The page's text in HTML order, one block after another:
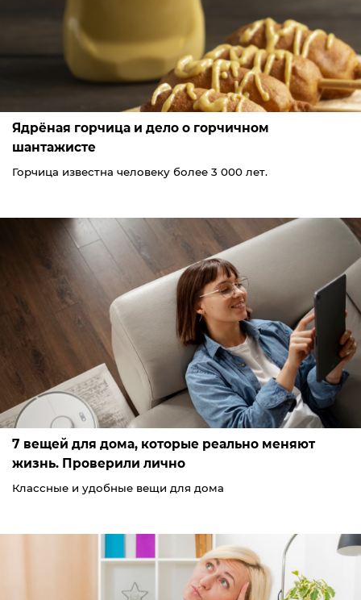
Ядрёная горчица и дело о горчичном
шантажисте
Горчица известна человеку более 3 000 лет.
7 вещей для дома, которые реально меняют
жизнь. Проверили лично
Классные и удобные вещи для дома